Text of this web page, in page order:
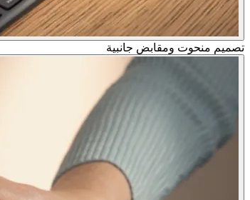
تصميم منحوت ومقابض جانبية